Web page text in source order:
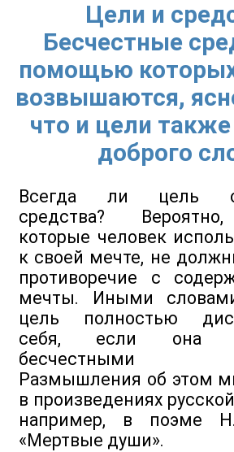
Цели и
Бесчестные
помощью
возвышаются,
что и цели также
доброго
Всегда ли цель
средства?
которые человек
к своей мечте, не
противоречие с
мечты. Иными
цель полностью
себя, если она
бесчестными
Размышления об этом
в произведениях
например, в поэме
«Мертвые души».